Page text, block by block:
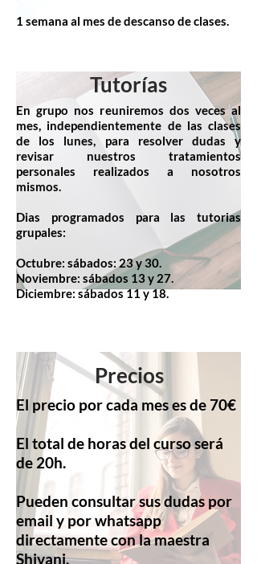
1 semana al mes de descanso de clases.
Tutorías
En grupo nos reuniremos dos veces al
mes, independientemente de las clases
de los lunes, para resolver dudas y
revisar nuestros tratamientos
personales realizados a nosotros
mismos.
Dias programados para las tutorias
grupales:
Octubre: sábados: 23 y 30.
Noviembre: sábados 13 y 27.
Diciembre: sábados 11 y 18.
Precios
El precio por cada mes es de 70€
El total de horas del curso será
de 20h.
Pueden consultar sus dudas por
email y por whatsapp
directamente con la maestra
Shivani.